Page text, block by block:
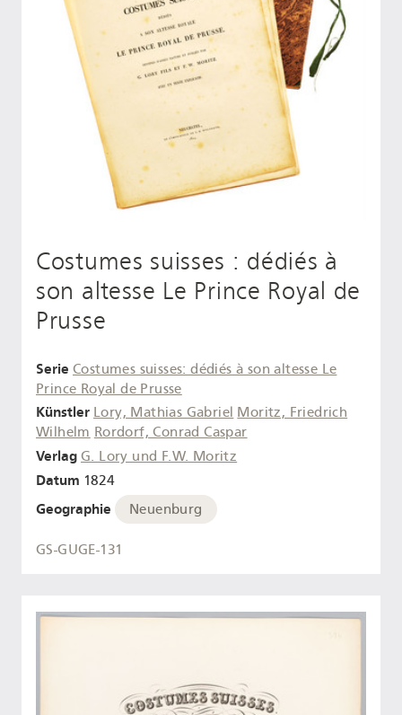
Costumes suisses : dédiés à
son altesse Le Prince Royal de
Prusse
Serie Costumes suisses: dédiés à son altesse Le
Prince Royal de Prusse
Künstler Lory, Mathias Gabriel Moritz, Friedrich
Wilhelm Rordorf, Conrad Caspar
Verlag G. Lory und F.W. Moritz
Datum 1824
Geographie Neuenburg
GS-GUGE-131